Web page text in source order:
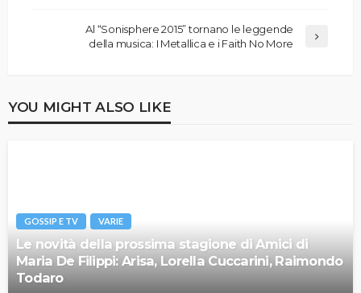
Al “Sonisphere 2015” tornano le leggende
della musica: I Metallica e i Faith No More
YOU MIGHT ALSO LIKE
GOSSIP E TV VARIE
Le novità della prossima stagione di Amici di
Maria De Filippi: Arisa, Lorella Cuccarini, Raimondo
Todaro